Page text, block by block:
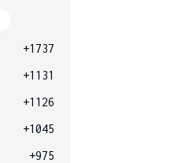
+1737
+1131
+1126
+1045
+975